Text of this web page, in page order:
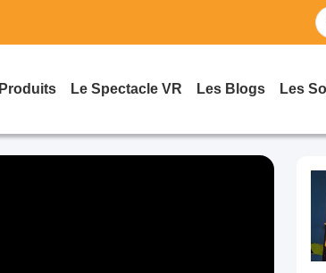
Produits Le Spectacle VR Les Blogs Les